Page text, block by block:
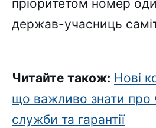
пріоритетом номер
держав-учасниць
Читайте також: Нові
що важливо знати про
служби та гарантії